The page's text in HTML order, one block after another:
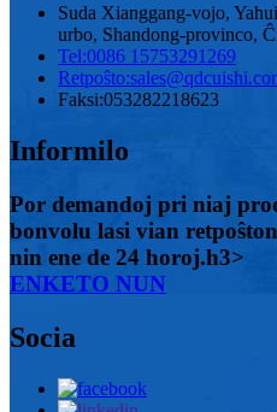
Suda Xianggang-vojo,
urbo, Shandong-provinco,
Tel:0086 15753291269
Retpoŝto:
Faksi:053282218623
Informilo
Por demandoj pri niaj
bonvolu lasi vian
nin ene de 24 horoj.h3>
ENKETO NUN
Socia